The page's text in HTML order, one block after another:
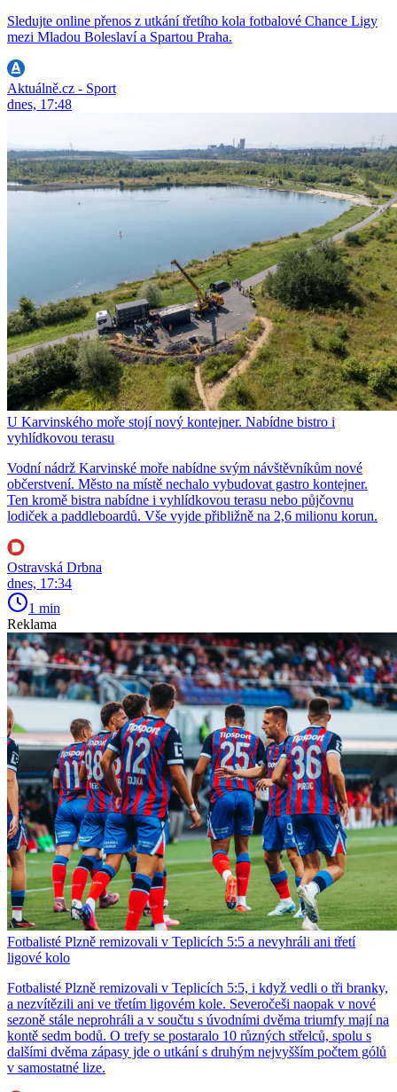
Sledujte online přenos z utkání třetího kola fotbalové Chance Ligy
mezi Mladou Boleslaví a Spartou Praha.
Aktuálně.cz - Sport
dnes, 17:48
U Karvinského moře stojí nový kontejner. Nabídne bistro i
vyhlídkovou terasu
Vodní nádrž Karvinské moře nabídne svým návštěvníkům nové
občerstvení. Město na místě nechalo vybudovat gastro kontejner.
Ten kromě bistra nabídne i vyhlídkovou terasu nebo půjčovnu
lodiček a paddleboardů. Vše vyjde přibližně na 2,6 milionu korun.
Ostravská Drbna
dnes, 17:34
1 min
Reklama
Fotbalisté Plzně remizovali v Teplicích 5:5 a nevyhráli ani třetí
ligové kolo
Fotbalisté Plzně remizovali v Teplicích 5:5, i když vedli o tři branky,
a nezvítězili ani ve třetím ligovém kole. Severočeši naopak v nové
sezoně stále neprohráli a v součtu s úvodními dvěma triumfy mají na
kontě sedm bodů. O trefy se postaralo 10 různých střelců, spolu s
dalšími dvěma zápasy jde o utkání s druhým nejvyšším počtem gólů
v samostatné lize.